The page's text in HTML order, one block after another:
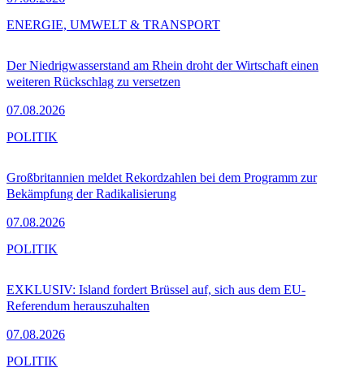
Der Niedrigwasserstand am Rhein droht der Wirtschaft einen
weiteren Rückschlag zu versetzen
07.08.2026
ENERGIE, UMWELT & TRANSPORT
Großbritannien meldet Rekordzahlen bei dem Programm zur
Bekämpfung der Radikalisierung
07.08.2026
POLITIK
EXKLUSIV: Island fordert Brüssel auf, sich aus dem EU-
Referendum herauszuhalten
07.08.2026
POLITIK
POLITIK